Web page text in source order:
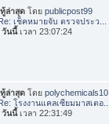
ล่าสุด โดยpublicpost99
เช็คหมายจับ ตรวจประว...
วันนี้เวลา 23:07:24
ล่าสุด โดยpolychemicals10
โรงงานแคลเซียมมาสเตอ...
วันนี้เวลา 22:31:49